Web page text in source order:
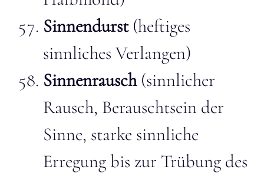
Sinnendurst(heftiges
sinnliches Verlangen)
Sinnenrausch(sinnlicher
Rausch, Berauschtsein der
Sinne, starke sinnliche
Erregung bis zur Trübung des